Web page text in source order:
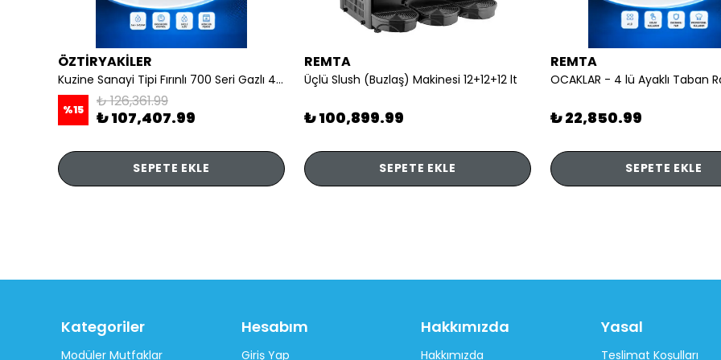
ÖZTİRYAKİLER
Kuzine Sanayi Tipi Fırınlı 700 Seri Gazlı 4 Açık Ateş 80x70x85 (Lp)-2X6Kw+2X7,5Kw+6Kw Elektrikli Fırın
%15 ₺ 126,361.99
₺ 107,407.99
SEPETE EKLE
REMTA
Üçlü Slush (Buzlaş) Makinesi 12+12+12 lt
₺ 100,899.99
SEPETE EKLE
REMTA
₺ 22,850.99
SEPETE EKLE
Kategoriler
Modüler Mutfaklar
Hesabım
Giriş Yap
Hakkımızda
Hakkımızda
Yasal
Teslimat Koşulları